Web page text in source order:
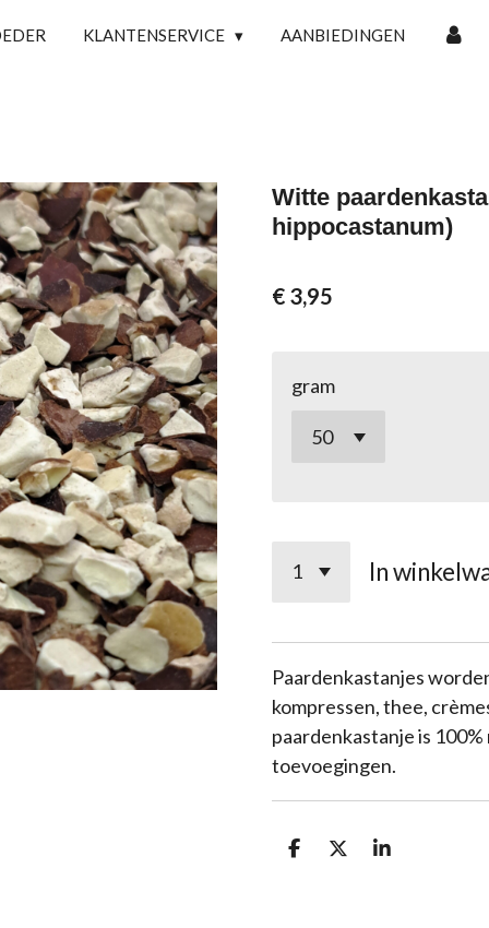
KLANTENSERVICE AANBIEDINGEN
Witte
hippocastanum)
€ 3,95
gram
In
Paardenkastanjes
kompressen, thee,
paardenkastanje is
toevoegingen.
D
D
S